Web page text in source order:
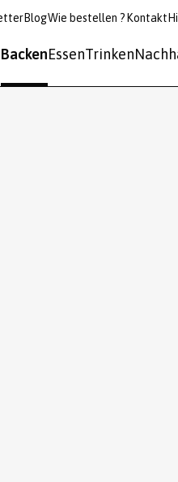
BlogWie bestellen ? Kontakt
BackenEssenTrinken